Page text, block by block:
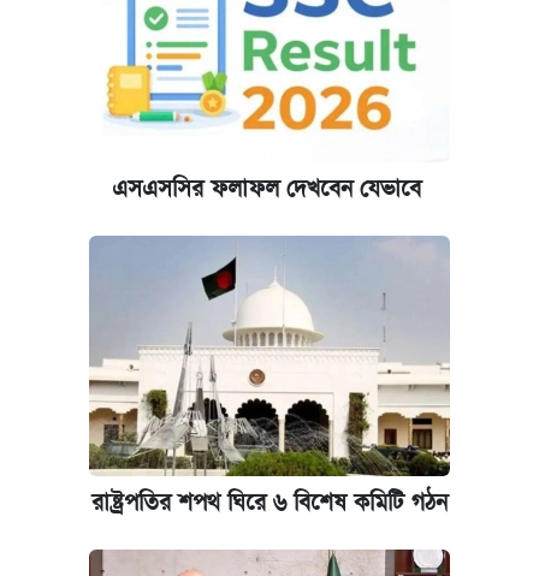
এসএসসির ফলাফল দেখবেন যেভাবে
রাষ্ট্রপতির শপথ ঘিরে ৬ বিশেষ কমিটি গঠন